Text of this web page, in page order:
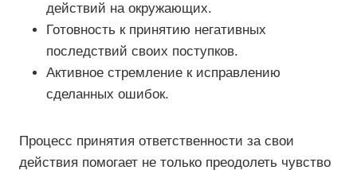
действий на окружающих.
Готовность к принятию негативных
последствий своих поступков.
Активное стремление к исправлению
сделанных ошибок.
Процесс принятия ответственности за свои
действия помогает не только преодолеть чувство